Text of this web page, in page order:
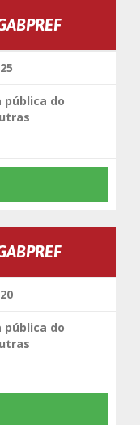
pública do
pública do